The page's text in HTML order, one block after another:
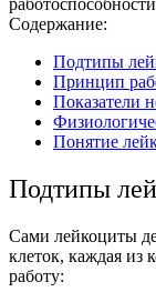
Содержание:
Подтипы
Принцип
Показатели
Понятие
Подтипы
Сами лейкоциты
клеток, каждая из
работу: